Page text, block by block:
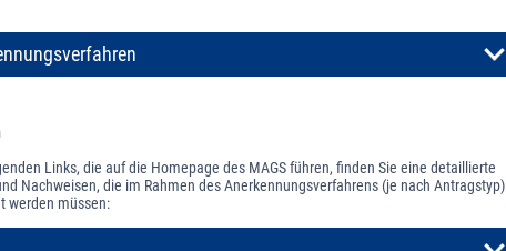
Links, die auf die Homepage des MAGS führen, finden Sie eine detaillierte
Nachweisen, die im Rahmen des Anerkennungsverfahrens (je nach Antragstyp)
werden müssen: